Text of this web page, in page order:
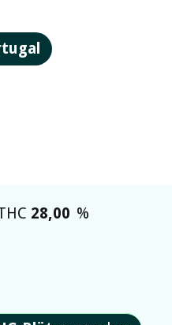
28,00 %